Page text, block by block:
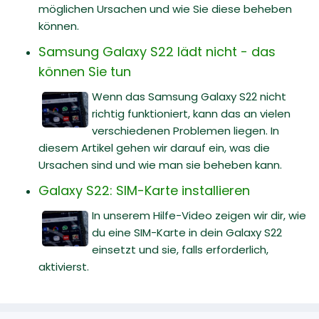
möglichen Ursachen und wie Sie diese beheben
können.
Samsung Galaxy S22 lädt nicht - das
können Sie tun
Wenn das Samsung Galaxy S22 nicht
richtig funktioniert, kann das an vielen
verschiedenen Problemen liegen. In
diesem Artikel gehen wir darauf ein, was die
Ursachen sind und wie man sie beheben kann.
Galaxy S22: SIM-Karte installieren
In unserem Hilfe-Video zeigen wir dir, wie
du eine SIM-Karte in dein Galaxy S22
einsetzt und sie, falls erforderlich,
aktivierst.